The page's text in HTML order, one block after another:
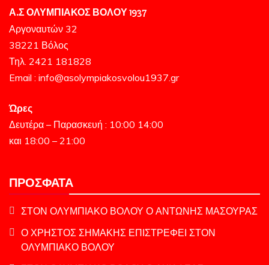
Α.Σ ΟΛΥΜΠΙΑΚΟΣ ΒΟΛΟΥ 1937
Αργοναυτών 32
38221 Βόλος
Τηλ. 2421 181828
Email : info@asolympiakosvolou1937.gr
Ώρες
Δευτέρα – Παρασκευή : 10:00 14:00
και 18:00 – 21:00
ΠΡΌΣΦΑΤΑ
ΣΤΟΝ ΟΛΥΜΠΙΑΚΟ ΒΟΛΟΥ Ο ΑΝΤΩΝΗΣ ΜΑΣΟΥΡΑΣ
Ο ΧΡΗΣΤΟΣ ΣΗΜΑΚΗΣ ΕΠΙΣΤΡΕΦΕΙ ΣΤΟΝ
ΟΛΥΜΠΙΑΚΟ ΒΟΛΟΥ